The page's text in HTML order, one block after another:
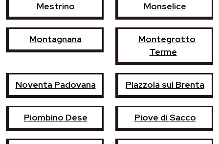
Mestrino Monselice
Montagnana
Montegrotto
Terme
Noventa Padovana Piazzola sul Brenta
Piombino Dese Piove di Sacco